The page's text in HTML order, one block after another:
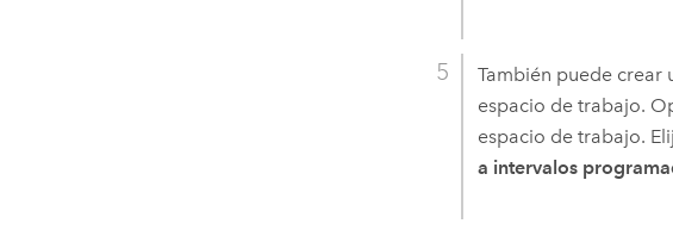
También puede crear
espacio de trabajo.
espacio de trabajo.
a intervalos